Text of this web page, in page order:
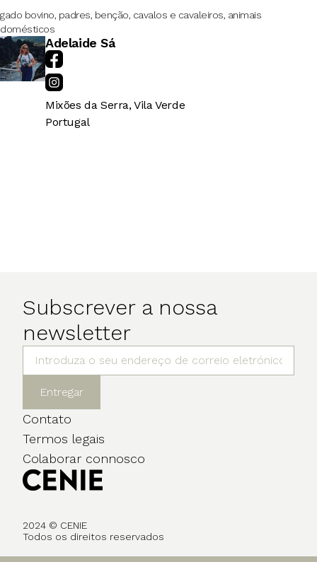
gado bovino, padres, benção, cavalos e cavaleiros, animais
domésticos
Adelaide Sá
Mixões da Serra, Vila Verde
Portugal
Subscrever a nossa
newsletter
Entregar
Contato
Termos legais
Colaborar connosco
2024 © CENIE
Todos os direitos reservados